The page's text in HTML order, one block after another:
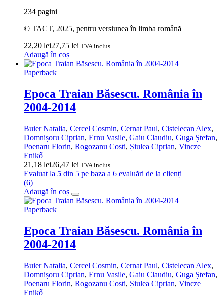
234 pagini
© TACT, 2025, pentru versiunea în limba română
22,20 lei27,75lei TVA inclus
Adaugă în coș
Paperback
Epoca Traian Băsescu. România în
2004‑2014
Buier Natalia, Cercel Cosmin, Cernat Paul, Cistelecan Alex,
Domnișoru Ciprian, Ernu Vasile, Gaiu Claudiu, Guga Ștefan,
Poenaru Florin, Rogozanu Costi, Șiulea Ciprian, Vincze
Enikő
21,18 lei26,47lei TVA inclus
Evaluat la 5 din 5 pe baza a 6 evaluări de la clienți
(6)
Adaugă în coș
Paperback
Epoca Traian Băsescu. România în
2004‑2014
Buier Natalia, Cercel Cosmin, Cernat Paul, Cistelecan Alex,
Domnișoru Ciprian, Ernu Vasile, Gaiu Claudiu, Guga Ștefan,
Poenaru Florin, Rogozanu Costi, Șiulea Ciprian, Vincze
Enikő